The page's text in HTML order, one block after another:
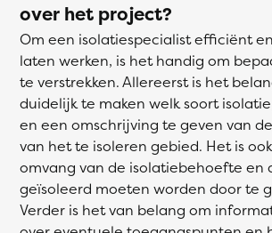
over het project?
Om een isolatiespecialist efficiënt
laten werken, is het handig om
te verstrekken. Allereerst is het
duidelijk te maken welk soort
en een omschrijving te geven van
van het te isoleren gebied. Het is
omvang van de isolatiebehoefte en
geïsoleerd moeten worden door te
Verder is het van belang om